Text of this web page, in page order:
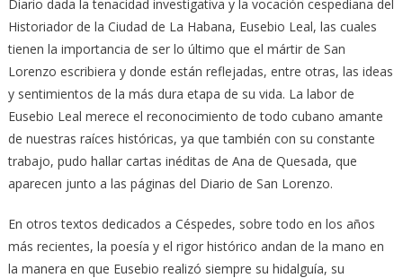
Diario dada la tenacidad investigativa y la vocación cespediana del
Historiador de la Ciudad de La Habana, Eusebio Leal, las cuales
tienen la importancia de ser lo último que el mártir de San
Lorenzo escribiera y donde están reflejadas, entre otras, las ideas
y sentimientos de la más dura etapa de su vida. La labor de
Eusebio Leal merece el reconocimiento de todo cubano amante
de nuestras raíces históricas, ya que también con su constante
trabajo, pudo hallar cartas inéditas de Ana de Quesada, que
aparecen junto a las páginas del Diario de San Lorenzo.
En otros textos dedicados a Céspedes, sobre todo en los años
más recientes, la poesía y el rigor histórico andan de la mano en
la manera en que Eusebio realizó siempre su hidalguía, su